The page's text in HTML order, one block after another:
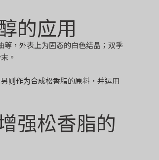
的应用
等，外表上为固态的白色结晶；双季
。
则作为合成松香脂的原料，并运用
强松香脂的